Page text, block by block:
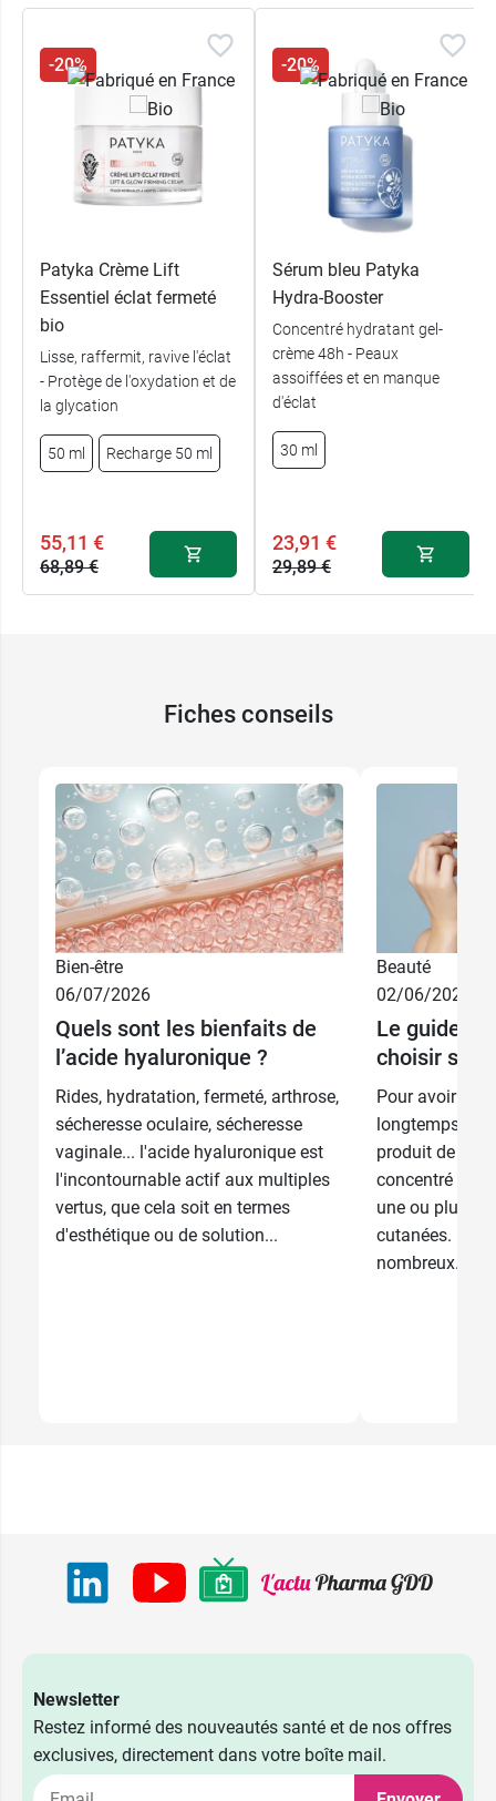
View this post on Instagram
-20%
Patyka Crème Lift
Essentiel éclat fermeté
bio
Lisse, raffermit, ravive l'éclat
- Protège de l'oxydation et de
la glycation
50 ml Recharge 50 ml
55,11 €
68,89 €
50 ml 55,11 €
27,55 €
-20%
Sérum bleu Patyka
Hydra-Booster
Concentré hydratant gel-
crème 48h - Peaux
assoiffées et en manque
d'éclat
30 ml
23,91 €
29,89 €
Fiches conseils
Bien-être
06/07/2026
Quels sont les bienfaits de
l’acide hyaluronique ?
Rides, hydratation, fermeté, arthrose,
sécheresse oculaire, sécheresse
vaginale... l'acide hyaluronique est
l'incontournable actif aux multiples
vertus, que cela soit en termes
d'esthétique ou de solution...
Beauté
02/06/2026
Le guide
choisir son
Pour avoir une
longtemps, le
produit de
concentré
une ou
cutanées. Il
nombreux...
Newsletter
Restez informé des nouveautés santé et de nos offres
exclusives, directement dans votre boîte mail.